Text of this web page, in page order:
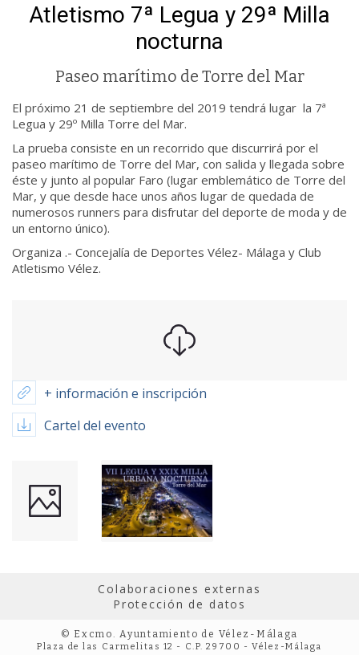
Atletismo 7ª Legua y 29ª Milla
nocturna
Paseo marítimo de Torre del Mar
El próximo 21 de septiembre del 2019 tendrá lugar la 7ª
Legua y 29º Milla Torre del Mar.
La prueba consiste en un recorrido que discurrirá por el
paseo marítimo de Torre del Mar, con salida y llegada sobre
éste y junto al popular Faro (lugar emblemático de Torre del
Mar, y que desde hace unos años lugar de quedada de
numerosos runners para disfrutar del deporte de moda y de
un entorno único).
Organiza .- Concejalía de Deportes Vélez- Málaga y Club
Atletismo Vélez.
+ información e inscripción
Cartel del evento
Colaboraciones externas
Protección de datos
© Excmo. Ayuntamiento de Vélez-Málaga
Plaza de las Carmelitas 12 - C.P. 29700 - Vélez-Málaga